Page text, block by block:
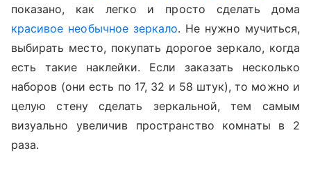
показано, как легко и просто сделать дома
красивое необычное зеркало. Не нужно мучиться,
выбирать место, покупать дорогое зеркало, когда
есть такие наклейки. Если заказать несколько
наборов (они есть по 17, 32 и 58 штук), то можно и
целую стену сделать зеркальной, тем самым
визуально увеличив пространство комнаты в 2
раза.